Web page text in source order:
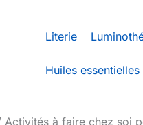
Literie
Huiles essentielles
Activités à faire chez soi